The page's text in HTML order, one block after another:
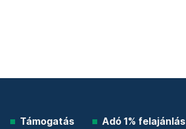
Támogatás Adó 1% felajánlás